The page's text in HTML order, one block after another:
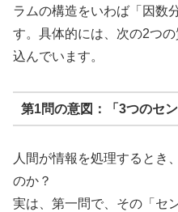
ラムの構造をいわば「因数
す。具体的には、次の2つ
込んでいます。
第1問の意図：「3つのセ
人間が情報を処理するとき
のか？
実は、第一問で、その「セ